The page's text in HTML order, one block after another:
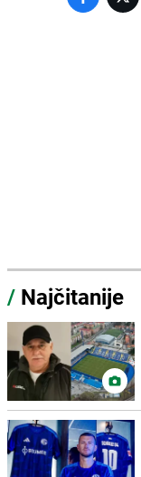
/ Najčitanije